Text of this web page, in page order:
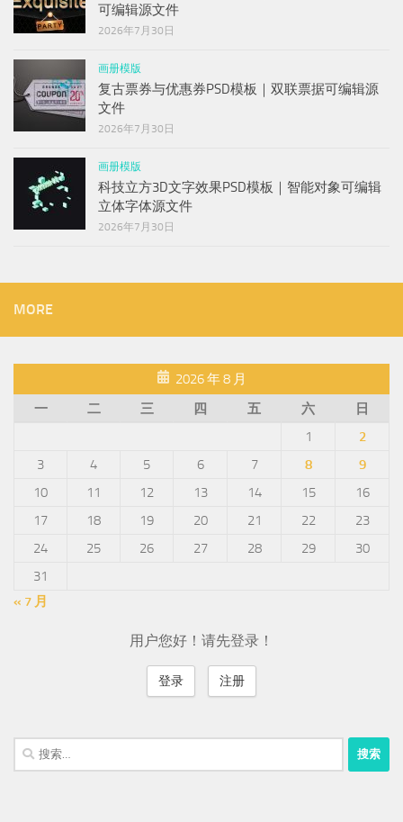
可编辑源文件
2026年7月30日
画册模版
复古票券与优惠券PSD模板｜双联票据可编辑源
文件
2026年7月30日
画册模版
科技立方3D文字效果PSD模板｜智能对象可编辑
立体字体源文件
2026年7月30日
MORE
2026 年 8 月
一
二 三 四 五 六
日
1
2
3
4 5 6 7 8
9
10
11 12 13 14 15
16
17
18 19 20 21 22
23
24
25 26 27 28 29
30
31
« 7 月
用户您好！请先登录！
登录 注册
搜
索：